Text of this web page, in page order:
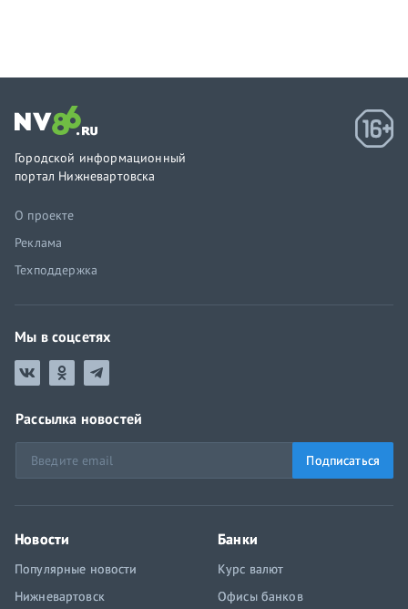
Городской информационный
портал Нижневартовска
О проекте
Реклама
Техподдержка
Мы в соцсетях
Рассылка новостей
Подписаться
Новости
Популярные новости
Нижневартовск
Банки
Курс валют
Офисы банков